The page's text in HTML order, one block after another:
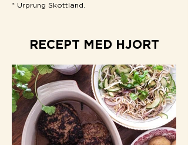
* Urprung Skottland.
RECEPT MED HJORT